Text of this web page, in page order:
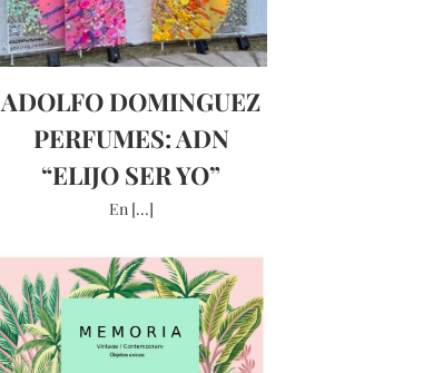
ADOLFO DOMINGUEZ
PERFUMES: ADN
“ELIJO SER YO”
En [...]